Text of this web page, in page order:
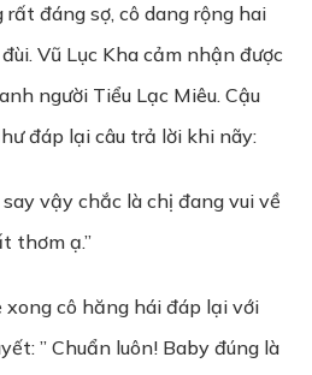
đáng sợ, cô dang rộng hai
Vũ Lục Kha cảm nhận được
người Tiểu Lạc Miêu. Cậu
đáp lại câu trả lời khi nãy:
vậy chắc là chị đang vui về
thơm ạ.”
cô hăng hái đáp lại với
” Chuẩn luôn! Baby đúng là